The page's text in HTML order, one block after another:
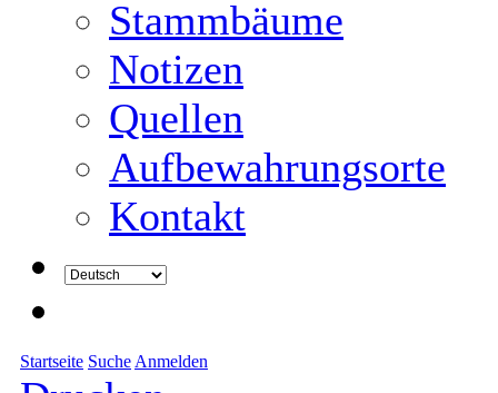
Stammbäume
Notizen
Quellen
Aufbewahrungsorte
Kontakt
Startseite Suche Anmelden